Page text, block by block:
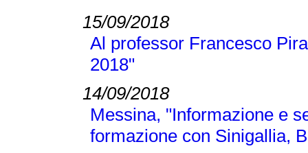
15/09/2018
Al professor Francesco
2018"
14/09/2018
Messina, "Informazione e
formazione con Sinigallia,